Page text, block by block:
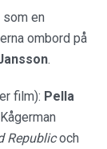
som en
ombord på
.
film): Pella
Republicoch